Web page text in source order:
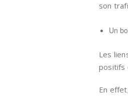
son
Un
Les
positifs
En